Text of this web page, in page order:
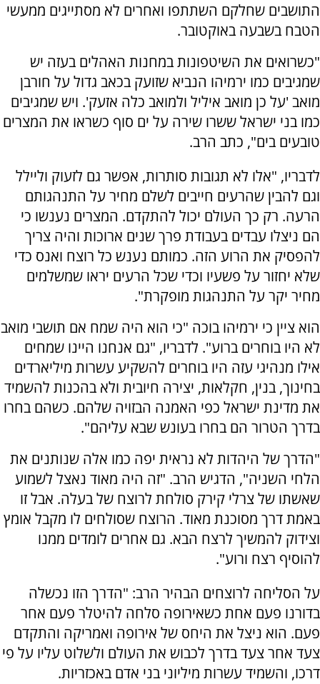
התושבים שחלקם השתתפו ואחרים לא מסתייגים ממעשי
הטבח בשבעה באוקטובר.
"כשרואים את השיטפונות במחנות האהלים בעזה יש
שמגיבים כמו ירמיהו הנביא שזועק בכאב גדול על חורבן
מואב 'על כן מואב איליל ולמואב כלה אזעק'. ויש שמגיבים
כמו בני ישראל ששרו שירה על ים סוף כשראו את המצרים
טובעים בים", כתב הרב.
לדבריו, "אלו לא תגובות סותרות, אפשר גם לזעוק וליילל
וגם להבין שהרעים חייבים לשלם מחיר על התנהגותם
הרעה. רק כך העולם יכול להתקדם. המצרים נענשו כי
הם ניצלו עבדים בעבודת פרך שנים ארוכות והיה צריך
להפסיק את הרוע הזה. כמותם נענש כל רוצח ואנס כדי
שלא יחזור על פשעיו וכדי שכל הרעים יראו שמשלמים
מחיר יקר על התנהגות מופקרת".
הוא ציין כי ירמיהו בוכה "כי הוא היה שמח אם תושבי מואב
לא היו בוחרים ברוע". לדבריו, "גם אנחנו היינו שמחים
אילו מנהיגי עזה היו בוחרים להשקיע עשרות מיליארדים
בחינוך, בנין, חקלאות, יצירה חיובית ולא בהכנות להשמיד
את מדינת ישראל כפי האמנה הבזויה שלהם. כשהם בחרו
בדרך הטרור הם בחרו בעונש שבא עליהם".
"הדרך של היהדות לא נראית יפה כמו אלה שנותנים את
הלחי השניה", הדגיש הרב. "זה היה מאוד נאצל לשמוע
שאשתו של צרלי קירק סולחת לרוצח של בעלה. אבל זו
באמת דרך מסוכנת מאוד. הרוצח שסולחים לו מקבל אומץ
וצידוק להמשיך לרצח הבא. גם אחרים לומדים ממנו
להוסיף רצח ורוע".
על הסליחה לרוצחים הבהיר הרב: "הדרך הזו נכשלה
בדורנו פעם אחת כשאירופה סלחה להיטלר פעם אחר
פעם. הוא ניצל את היחס של אירופה ואמריקה והתקדם
צעד אחר צעד בדרך לכבוש את העולם ולשלוט עליו על פי
דרכו, והשמיד עשרות מיליוני בני אדם באכזריות.